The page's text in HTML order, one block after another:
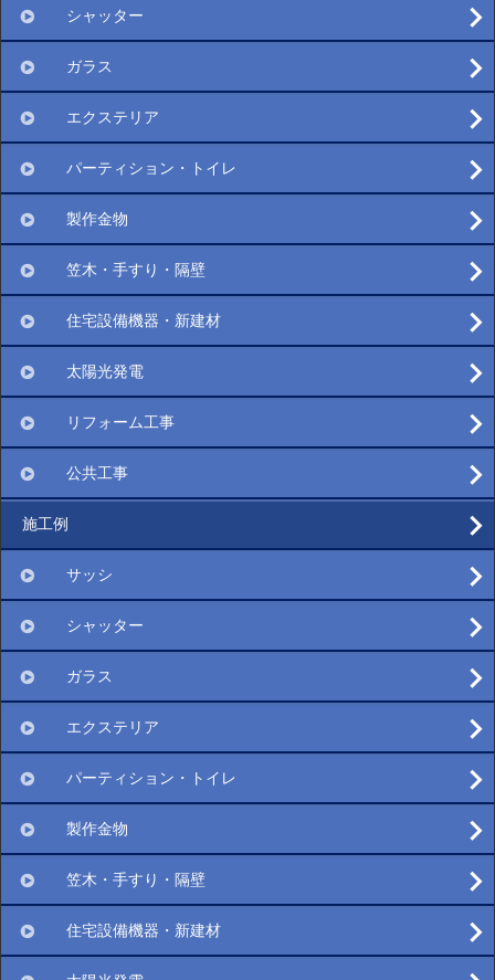
シャッター
ガラス
エクステリア
パーティション・トイレ
製作金物
笠木・手すり・隔壁
住宅設備機器・新建材
太陽光発電
リフォーム工事
公共工事
施工例
サッシ
シャッター
ガラス
エクステリア
パーティション・トイレ
製作金物
笠木・手すり・隔壁
住宅設備機器・新建材